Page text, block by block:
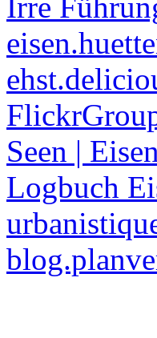
Seen |
Logbuch